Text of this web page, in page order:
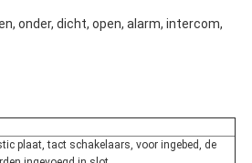
onder, dicht, open, alarm, intercom,
plaat, tact schakelaars, voor ingebed, de